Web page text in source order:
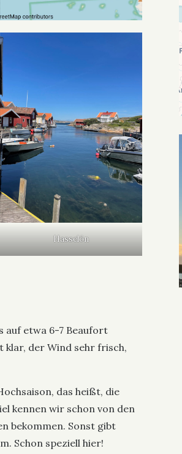
Hasselön
auf etwa 6-7 Beaufort
klar, der Wind sehr frisch,
das heißt, die
kennen wir schon von den
bekommen. Sonst gibt
Schon speziell hier!